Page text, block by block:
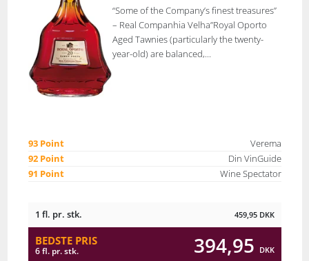
“Some of the Company’s finest treasures”
– Real Companhia Velha”Royal Oporto
Aged Tawnies (particularly the twenty-
year-old) are balanced,...
93 Point
Verema
92 Point
Din VinGuide
91 Point
Wine Spectator
1 fl. pr. stk. 459,95 DKK
BEDSTE PRIS
6 fl. pr. stk. 394,95 DKK